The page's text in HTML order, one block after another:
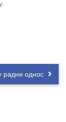
радни однос